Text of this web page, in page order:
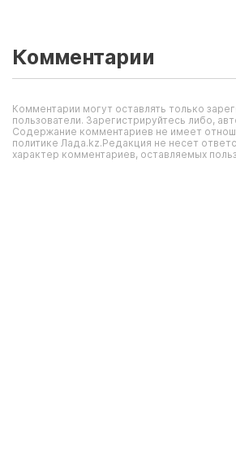
Комментарии
Комментарии могут оставлять только
пользователи. Зарегистрируйтесь либо,
Содержание комментариев не имеет
политике Лада.kz.Редакция не несет
характер комментариев, оставляемых